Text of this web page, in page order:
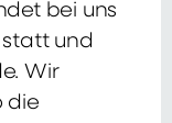
bei uns
und
Wir
die